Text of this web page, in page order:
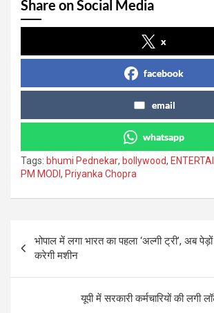
Share on Social Media
x
facebook
email
whatsapp
Tags: bhumi Pednekar, bollywood,
PM MODI , Priyanka Chopra
Post
navigation
भोपाल में लगा भारत का पहला ‘अल्गी ट्री’, अब
करेगी मशीन
यूपी में सरकारी कर्मचारियों की लगी